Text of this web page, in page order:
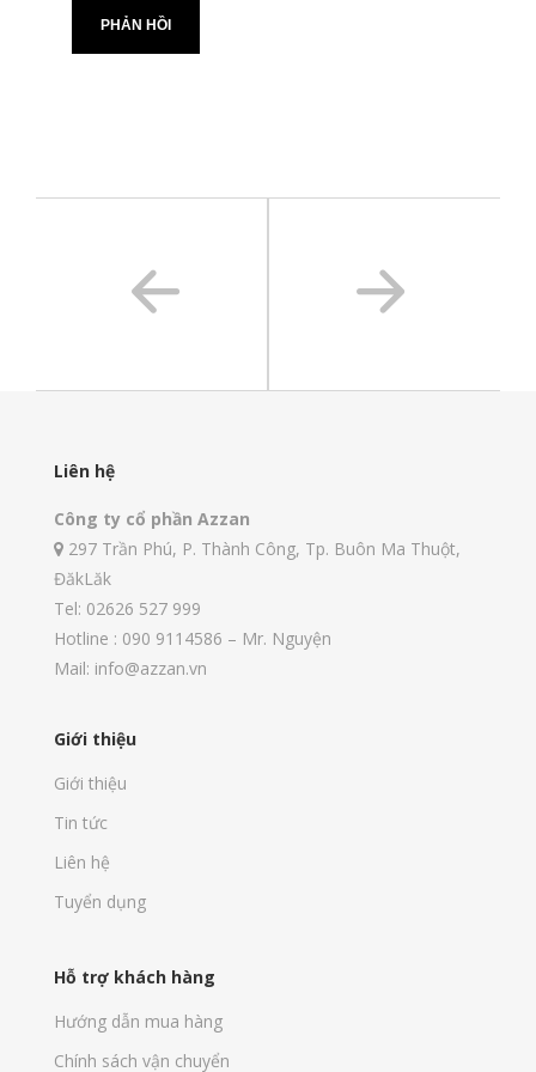
Liên hệ
Công ty cổ phần Azzan
297 Trần Phú, P. Thành Công, Tp. Buôn Ma Thuột,
ĐăkLăk
Tel: 02626 527 999
Hotline : 090 9114586 – Mr. Nguyện
Mail: info@azzan.vn
Giới thiệu
Giới thiệu
Tin tức
Liên hệ
Tuyển dụng
Hỗ trợ khách hàng
Hướng dẫn mua hàng
Chính sách vận chuyển